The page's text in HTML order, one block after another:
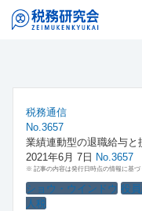
税務通信
No.3657
業績連動型の退職給与と
2021年6月 7日 No.3657
※ 記事の内容は発行日時点の情報に基づ
ショウ・ウインドウ 役
人税